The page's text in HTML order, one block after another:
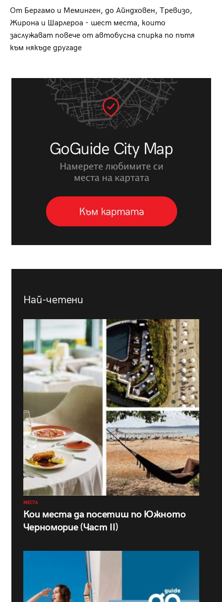
От Бергамо и Меминген, до Айндховен, Тревизо,
Жирона и Шарлероа - шест места, които
заслужават повече от автобусна спирка по пътя
към някъде другаде
Най-четени
МЕСТА
Кои места да посетиш по Южното
Черноморие (Част II)